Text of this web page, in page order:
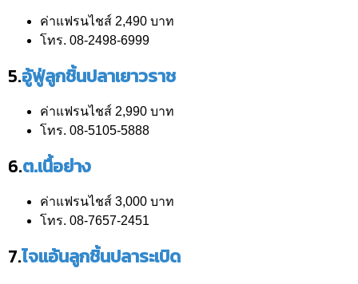
ค่าแฟรนไชส์ 2,490 บาท
โทร. 08-2498-6999
5.อู้ฟู่ลูกชิ้นปลาเยาวราช
ค่าแฟรนไชส์ 2,990 บาท
โทร. 08-5105-5888
6.ต.เนื้อย่าง
ค่าแฟรนไชส์ 3,000 บาท
โทร. 08-7657-2451
7.ไจแอ้นลูกชิ้นปลาระเบิด